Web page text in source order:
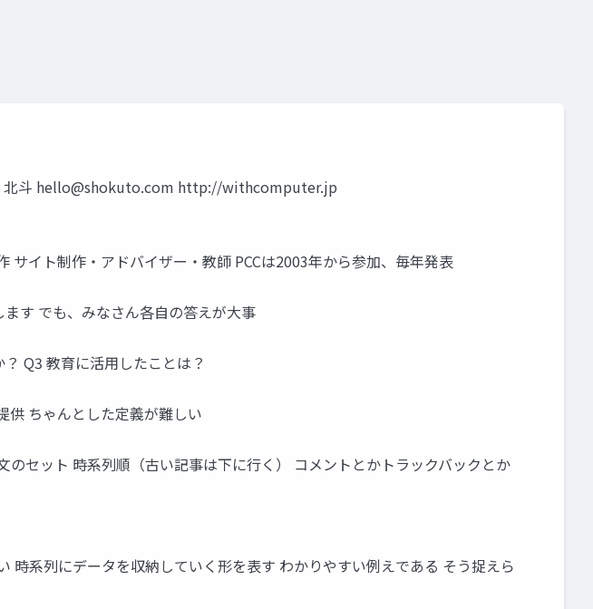
斗 hello@shokuto.com http://withcomputer.jp
イト制作・アドバイザー・教師 PCCは2003年から参加、毎年発表
す でも、みなさん各自の答えが大事
Q3 教育に活用したことは？
供 ちゃんとした定義が難しい
セット 時系列順（古い記事は下に行く） コメントとかトラックバックとか
系列にデータを収納していく形を表す わかりやすい例えである そう捉えら